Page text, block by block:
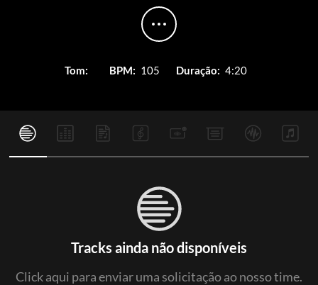
Tom: BPM: 105 Duração: 4:20
Tracks ainda não disponíveis
Click aqui para enviar uma solicitação ao nosso time.